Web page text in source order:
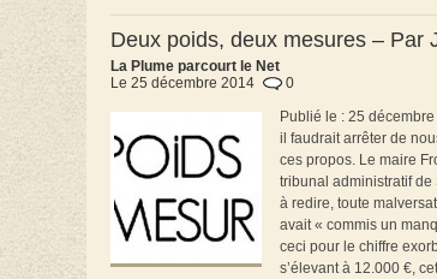
Deux poids, deux mesures – Par
La Plume parcourt le Net
Le 25 décembre 2014
0
Publié le : 25
il faudrait arrêter de
ces propos. Le maire
tribunal administratif
à redire, toute
avait « commis un
ceci pour le chiffre
s’élevant à 12.000 €,